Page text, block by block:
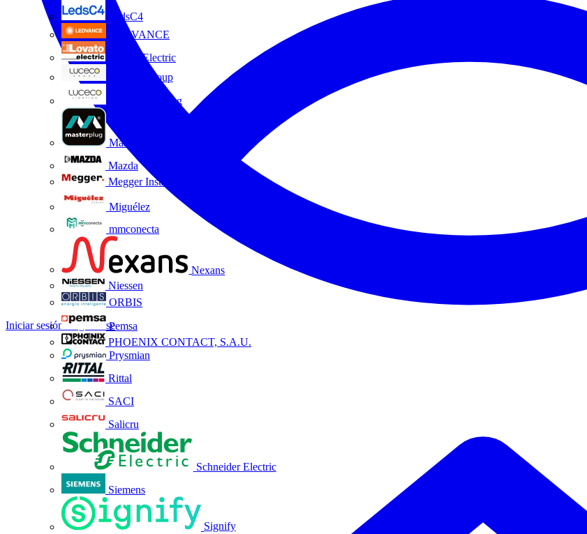
LedsC4
LEDVANCE
Lovato Electric
Luceco Group
Luceco Lighting
Masterplug
Mazda
Megger Instruments S.L.
Miguélez
mmconecta
Nexans
Niessen
ORBIS
Pemsa
PHOENIX CONTACT, S.A.U.
Prysmian
Rittal
SACI
Salicru
Schneider Electric
Siemens
Signify
Iniciar sesiónRegistrarse